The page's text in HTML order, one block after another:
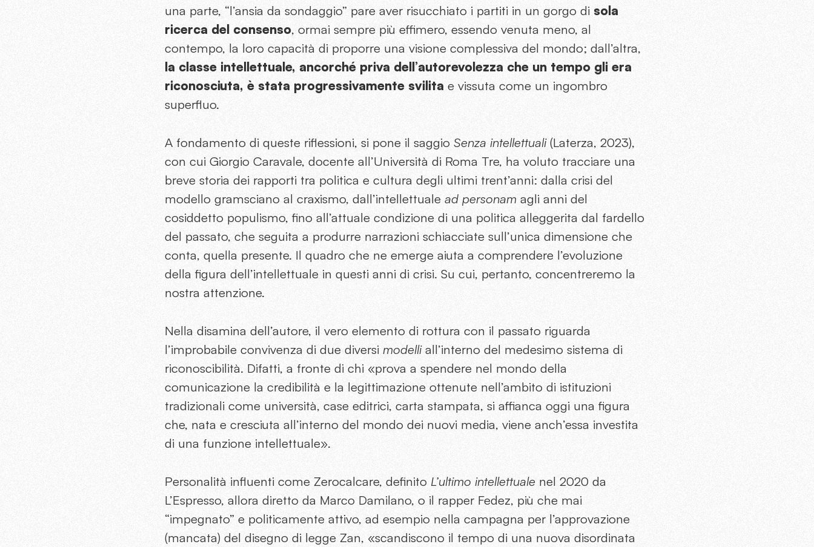
una parte, “l’ansia da sondaggio” pare aver risucchiato i partiti in un gorgo di sola
ricerca del consenso, ormai sempre più effimero, essendo venuta meno, al
contempo, la loro capacità di proporre una visione complessiva del mondo; dall’altra,
la classe intellettuale, ancorché priva dell’autorevolezza che un tempo gli era
riconosciuta, è stata progressivamente svilita e vissuta come un ingombro
superfluo.
A fondamento di queste riflessioni, si pone il saggio Senza intellettuali(Laterza, 2023),
con cui Giorgio Caravale, docente all’Università di Roma Tre, ha voluto tracciare una
breve storia dei rapporti tra politica e cultura degli ultimi trent’anni: dalla crisi del
modello gramsciano al craxismo, dall’intellettuale ad personam agli anni del
cosiddetto populismo, fino all’attuale condizione di una politica alleggerita dal fardello
del passato, che seguita a produrre narrazioni schiacciate sull’unica dimensione che
conta, quella presente. Il quadro che ne emerge aiuta a comprendere l’evoluzione
della figura dell’intellettuale in questi anni di crisi. Su cui, pertanto, concentreremo la
nostra attenzione.
Nella disamina dell’autore, il vero elemento di rottura con il passato riguarda
l’improbabile convivenza di due diversi modelliall’interno del medesimo sistema di
riconoscibilità. Difatti, a fronte di chi «prova a spendere nel mondo della
comunicazione la credibilità e la legittimazione ottenute nell’ambito di istituzioni
tradizionali come università, case editrici, carta stampata, si affianca oggi una figura
che, nata e cresciuta all’interno del mondo dei nuovi media, viene anch’essa investita
di una funzione intellettuale».
Personalità influenti come Zerocalcare, definito L’ultimo intellettuale nel 2020 da
L’Espresso, allora diretto da Marco Damilano, o il rapper Fedez, più che mai
“impegnato” e politicamente attivo, ad esempio nella campagna per l’approvazione
(mancata) del disegno di legge Zan, «scandiscono il tempo di una nuova disordinata